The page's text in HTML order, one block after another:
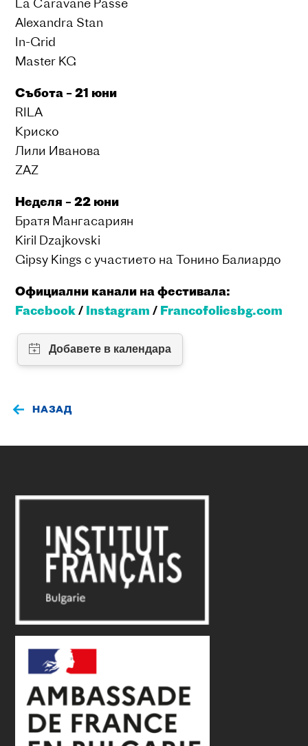
Alexandra Stan
In-Grid
Мaster KG
Събота – 21 юни
RILA
Криско
Лили Иванова
ZAZ
Неделя – 22 юни
Братя Мангасариян
Kiril Dzajkovski
Gipsy Kings с участието на Тонино Балиардо
Официални канали на фестивала:
Facebook/ Instagram / Francofoliesbg.com
НАЗАД